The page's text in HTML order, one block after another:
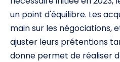
un point d'équilibre. Les
main sur les négociations,
ajuster leurs prétentions
donne permet de réaliser